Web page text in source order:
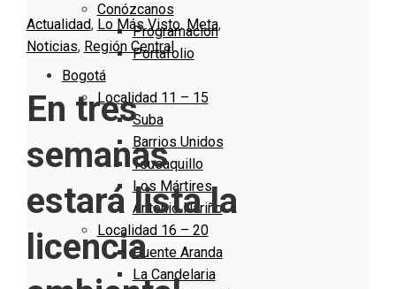
Conózcanos
Programacion
Portafolio
Bogotá
Localidad 11 – 15
Suba
Barrios Unidos
Teusaquillo
Los Mártires
Antonio Nariño
Localidad 16 – 20
Puente Aranda
La Candelaria
Actualidad, Lo Más Visto, Meta,
Noticias, Región Central
En tres
semanas
estará lista la
licencia